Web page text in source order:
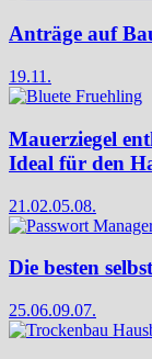
Anträge auf
19.11.
Mauerziegel
Ideal für den
21.02.05.08.
Die besten
25.06.09.07.